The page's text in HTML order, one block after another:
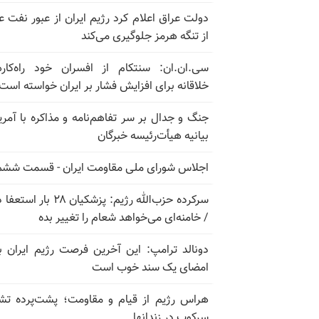
دولت عراق اعلام کرد رژیم ایران از عبور نفت
از تنگه هرمز جلوگیری می‌کند
سی.ان.ان: سنتکام از افسران خود
خلاقانه برای افزایش فشار بر ایران خواسته
جنگ و جدال بر سر تفاهم‌نامه و مذاکره با
بیانیه هیأت‌رئیسه خبرگان
اجلاس شورای ملی مقاومت ایران - قسمت
سرکرده حزب‌الله رژیم: پزشکیان ۲۸
/ خامنه‌ای می‌خواهد شعام را تغییر بده
دونالد ترامپ: این آخرین فرصت رژیم ایران
امضای یک سند خوب است
هراس رژیم از قیام و مقاومت؛ پشت‌پرده